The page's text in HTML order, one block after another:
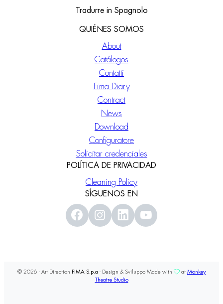
Tradurre in Spagnolo
QUIÉNES SOMOS
About
Catálogos
Contatti
Fima Diary
Contract
News
Download
Configuratore
Solicitar credenciales
POLÍTICA DE PRIVACIDAD
Cleaning Policy
SÍGUENOS EN
© 2026 - Art Direction FIMA S.p.a - Design & Sviluppo Made with at Monkey
Theatre Studio